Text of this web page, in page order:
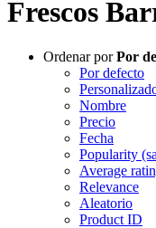
Frescos
Ordenar porPor
Por defecto
Nombre
Precio
Fecha
Popularity
Average
Relevance
Aleatorio
Product ID